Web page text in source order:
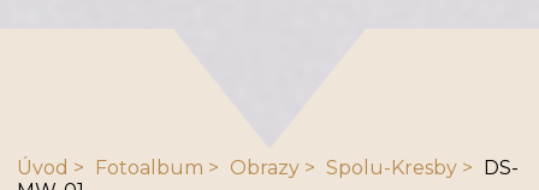
Úvod Fotoalbum Obrazy Spolu-Kresby
DS-